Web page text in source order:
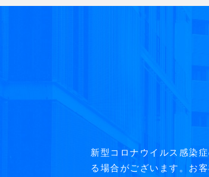
新型コロナウイルス感染
る場合がございます。お